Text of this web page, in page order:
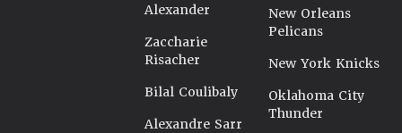
Alexander
Zaccharie
Risacher
Bilal Coulibaly
Alexandre Sarr
New Orleans
Pelicans
New York Knicks
Oklahoma City
Thunder